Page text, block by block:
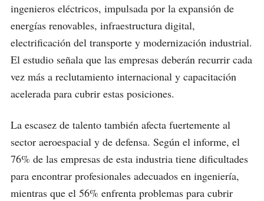
ingenieros eléctricos, impulsada por la expansión de
energías renovables, infraestructura digital,
electrificación del transporte y modernización industrial.
El estudio señala que las empresas deberán recurrir cada
vez más a reclutamiento internacional y capacitación
acelerada para cubrir estas posiciones.
La escasez de talento también afecta fuertemente al
sector aeroespacial y de defensa. Según el informe, el
76% de las empresas de esta industria tiene dificultades
para encontrar profesionales adecuados en ingeniería,
mientras que el 56% enfrenta problemas para cubrir